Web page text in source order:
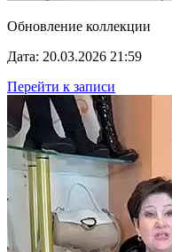
Обновление коллекции
Дата: 20.03.2026 21:59
Перейти к записи